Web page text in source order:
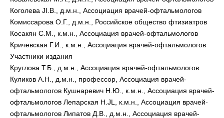
Коголева JI.B., д.м.н., Ассоциация врачей-офтальмологов
Комиссарова О.Г., д.м.н., Российское общество фтизиатров
Косакян С.М., к.м.н., Ассоциация врачей-офтальмологов
Кричевская Г.И., к.м.н., Ассоциация врачей-офтальмологов
Участники издания
Круглова Т.Б., д.м.н., Ассоциация врачей-офтальмологов
Куликов А.Н., д.м.н., профессор, Ассоциация врачей-
офтальмологов Кушнаревич Н.Ю., к.м.н., Ассоциация врачей-
офтальмологов Лепарская H.JL, к.м.н., Ассоциация врачей-
офтальмологов Липатов Д.В., д.м.н., Ассоциация врачей-